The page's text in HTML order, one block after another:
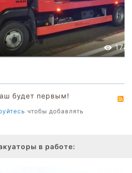
будет первым!
чтобы добавлять
в работе: